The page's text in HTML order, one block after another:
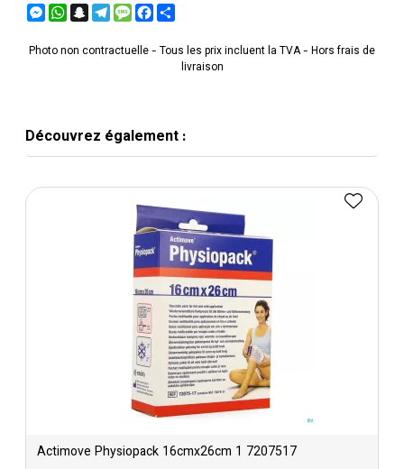
Messenger
WhatsApp
Snapchat
Telegram
MessageFacebook
Photo non contractuelle - Tous les prix incluent la TVA - Hors frais de
livraison
Découvrez également :
Actimove Physiopack 16cmx26cm 1 7207517